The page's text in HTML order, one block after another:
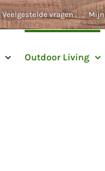
Veelgestelde vragen
Outdoor Living